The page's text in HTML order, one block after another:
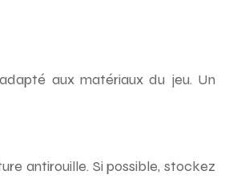
aux matériaux du jeu. Un
antirouille. Si possible, stockez